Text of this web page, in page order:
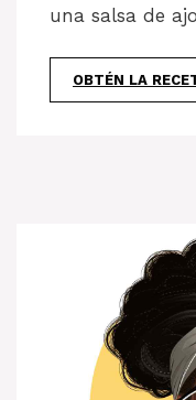
una salsa de
OBTÉN LA